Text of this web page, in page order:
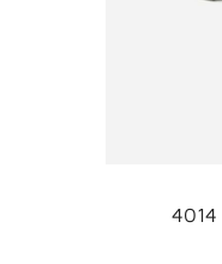
4014